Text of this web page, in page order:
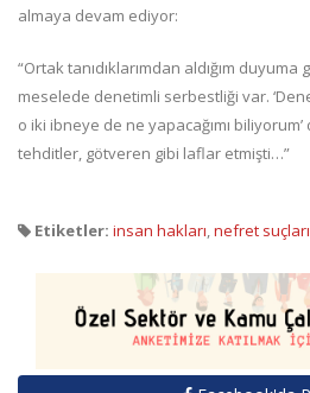
almaya devam ediyor:
“Ortak tanıdıklarımdan aldığım
meselede denetimli serbestliği var.
o iki ibneye de ne yapacağımı
tehditler, götveren gibi laflar etmişti…”
Etiketler: insan hakları,nefret suçları